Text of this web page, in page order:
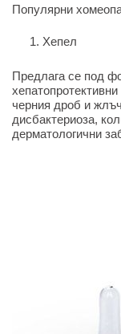
Популярни
Хепел
Предлага се под
черния дроб и
дисбактериоза,
дерматологични